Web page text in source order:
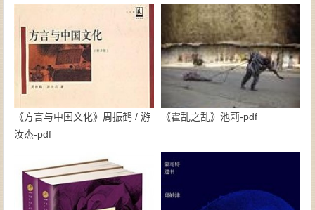
《方言与中国文化》周振鹤 / 游
汝杰-pdf
《霍乱之乱》池莉-pdf